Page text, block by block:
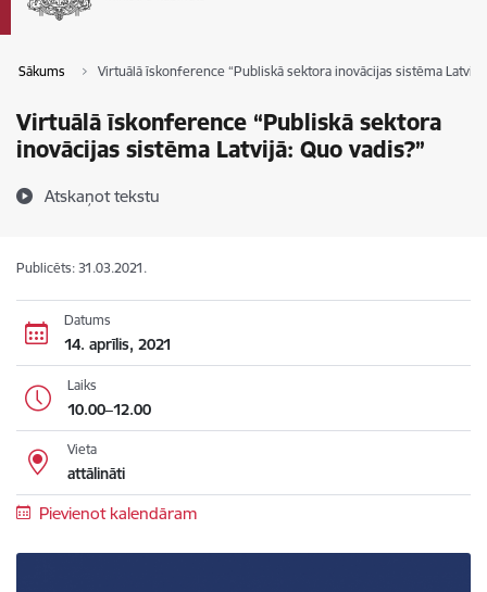
Sākums Virtuālā īskonference “Publiskā sektora inovācijas sistēma Latvijā:
Virtuālā īskonference “Publiskā sektora
inovācijas sistēma Latvijā: Quo vadis?”
Atskaņot tekstu
Publicēts: 31.03.2021.
Datums
14. aprīlis, 2021
Laiks
10.00–12.00
Vieta
attālināti
Pievienot kalendāram